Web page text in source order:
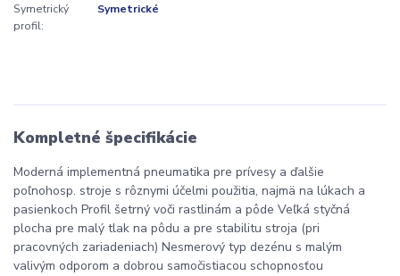
Symetrický
profil:
Symetrické
Kompletné špecifikácie
Moderná implementná pneumatika pre prívesy a ďalšie
poľnohosp. stroje s rôznymi účelmi použitia, najmä na lúkach a
pasienkoch Profil šetrný voči rastlinám a pôde Veľká styčná
plocha pre malý tlak na pôdu a pre stabilitu stroja (pri
pracovných zariadeniach) Nesmerový typ dezénu s malým
valivým odporom a dobrou samočistiacou schopnosťou